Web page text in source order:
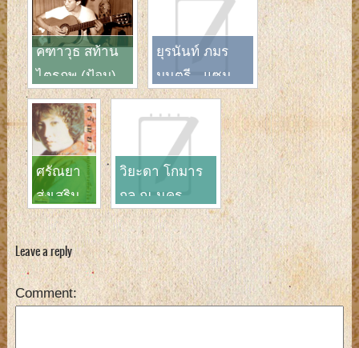
คฑาวุธ สท้าน
ไตรภพ (ป้อม)
ยุรนันท์ ภมร
มนตรี - แซม
ศรัณยา
ส่งเสริม
สวัสดิ์
วิยะดา โกมาร
กุล ณ นคร
Leave a reply
Comment